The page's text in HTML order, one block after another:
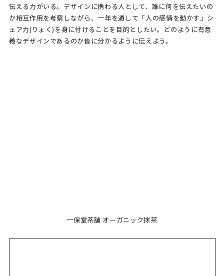
伝える力がいる。デザインに携わる人として、誰に何を伝えたいの
か相互作用を考察しながら、一年を通して「人の感情を動かす」シ
ェア力(りょく)を身に付けることを目的としたい。どのように有意
義なデザインであるのか皆に分かるように伝えよう。
一保堂茶舗 オーガニック抹茶